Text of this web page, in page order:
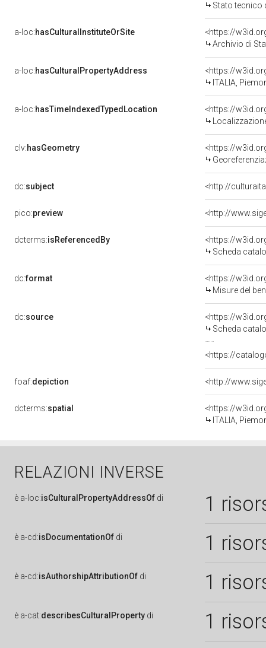
Stato tecnico
a-loc:hasCulturalInstituteOrSite
<https://
Archivio di
a-loc:hasCulturalPropertyAddress
<https://
ITALIA,
a-loc:hasTimeIndexedTypedLocation
<https://
clv:hasGeometry
<https://
dc:subject <http://
pico:preview
dcterms:isReferencedBy
<https://
Scheda
dc:format
<https://
Misure del
dc:source
<https://
Scheda
<https://
foaf:depiction
dcterms:spatial
<https://
ITALIA,
RELAZIONI INVERSE
è a-loc:isCulturalPropertyAddressOf di 1
è a-cd:isDocumentationOf di 1
è a-cd:isAuthorshipAttributionOf di 1
è a-cat:describesCulturalProperty di 1